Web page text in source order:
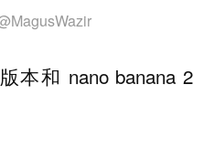
本和 nano banana 2